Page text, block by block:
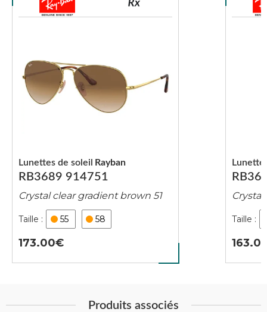
RB3689 914751
Lunettes de soleil Rayban
Crystal clear gradient brown 51
55 58
173.00
Crystal
Produits associés